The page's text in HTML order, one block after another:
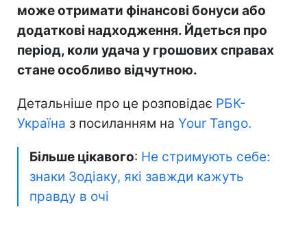
може отримати фінансові бонуси або
додаткові надходження. Йдеться про
період, коли удача у грошових справах
стане особливо відчутною.
Детальніше про це розповідає РБК-
Україна з посиланням на Your Tango.
Більше цікавого: Не стримують себе:
знаки Зодіаку, які завжди кажуть
правду в очі